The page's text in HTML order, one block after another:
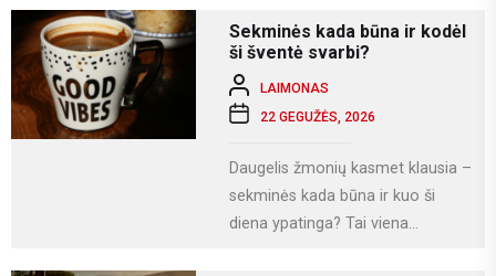
naudojamės socialiniais...
Sekminės kada būna ir kodėl
ši šventė svarbi?
LAIMONAS
22 GEGUŽĖS, 2026
Daugelis žmonių kasmet klausia –
sekminės kada būna ir kuo ši
diena ypatinga? Tai viena